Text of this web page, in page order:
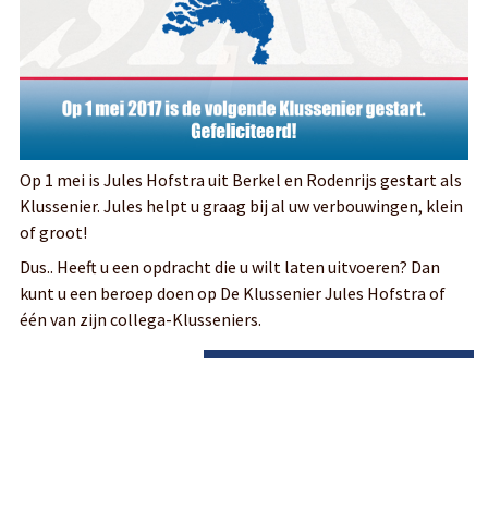
Op 1 mei is Jules Hofstra uit Berkel en Rodenrijs gestart als
Klussenier. Jules helpt u graag bij al uw verbouwingen, klein
of groot!
Dus.. Heeft u een opdracht die u wilt laten uitvoeren? Dan
kunt u een beroep doen op De Klussenier Jules Hofstra of
één van zijn collega-Klusseniers.